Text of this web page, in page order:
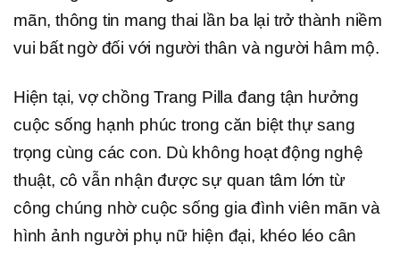
mãn, thông tin mang thai lần ba lại trở thành niềm
vui bất ngờ đối với người thân và người hâm mộ.
Hiện tại, vợ chồng Trang Pilla đang tận hưởng
cuộc sống hạnh phúc trong căn biệt thự sang
trọng cùng các con. Dù không hoạt động nghệ
thuật, cô vẫn nhận được sự quan tâm lớn từ
công chúng nhờ cuộc sống gia đình viên mãn và
hình ảnh người phụ nữ hiện đại, khéo léo cân